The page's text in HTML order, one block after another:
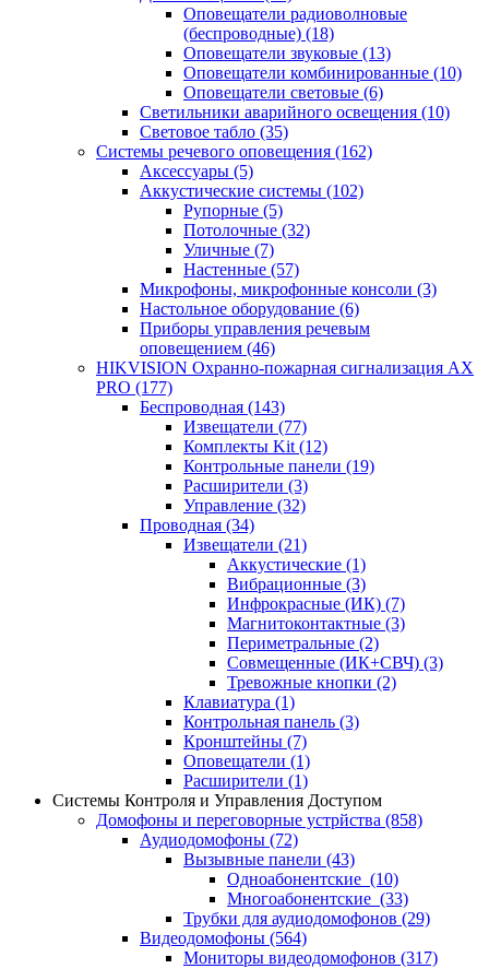
Оповещатели радиоволновые
(беспроводные) (18)
Оповещатели звуковые (13)
Оповещатели комбинированные (10)
Оповещатели световые (6)
Светильники аварийного освещения (10)
Световое табло (35)
Системы речевого оповещения (162)
Аксессуары (5)
Аккустические системы (102)
Рупорные (5)
Потолочные (32)
Уличные (7)
Настенные (57)
Микрофоны, микрофонные консоли (3)
Настольное оборудование (6)
Приборы управления речевым
оповещением (46)
HIKVISION Охранно-пожарная сигнализация AX
PRO (177)
Беспроводная (143)
Извещатели (77)
Комплекты Kit (12)
Контрольные панели (19)
Расширители (3)
Управление (32)
Проводная (34)
Извещатели (21)
Аккустические (1)
Вибрационные (3)
Инфрокрасные (ИК) (7)
Магнитоконтактные (3)
Периметральные (2)
Совмещенные (ИК+СВЧ) (3)
Тревожные кнопки (2)
Клавиатура (1)
Контрольная панель (3)
Кронштейны (7)
Оповещатели (1)
Расширители (1)
Системы Контроля и Управления Доступом
Домофоны и переговорные устрйства (858)
Аудиодомофоны (72)
Вызывные панели (43)
Одноабонентские (10)
Многоабонентские (33)
Трубки для аудиодомофонов (29)
Видеодомофоны (564)
Мониторы видеодомофонов (317)